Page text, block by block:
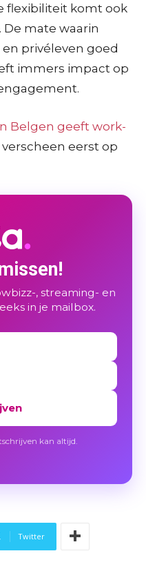
flexibiliteit komt ook
mate waarin
privéleven goed
immers impact op
Belgen geeft work-
verscheen eerst op
, streaming- en
in je mailbox.
kan altijd.
Twitter